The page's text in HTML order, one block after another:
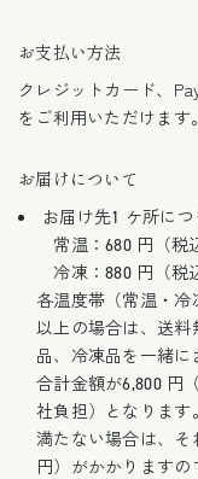
お支払い方法
クレジットカード、
をご利用いただけます。
お届けについて
お届け先1 ケ所に
常温：680 円（税
冷凍：880 円（税
各温度帯（常温・冷
以上の場合は、送料
品、冷凍品を一緒
合計金額が6,800 円
社負担）となります。
満たない場合は、そ
円）がかかりますの